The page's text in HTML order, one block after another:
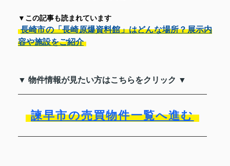
▼この記事も読まれています
長崎市の「長崎原爆資料館」はどんな場所？展示内
容や施設をご紹介
▼ 物件情報が見たい方はこちらをクリック ▼
諫早市の売買物件一覧へ進む